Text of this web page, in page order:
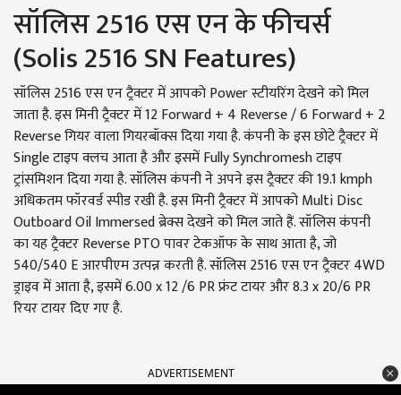
सॉलिस 2516 एस एन के फीचर्स
(Solis 2516 SN Features)
सॉलिस 2516 एस एन ट्रैक्टर में आपको Power स्टीयरिंग देखने को मिल
जाता है. इस मिनी ट्रैक्टर में 12 Forward + 4 Reverse / 6 Forward + 2
Reverse गियर वाला गियरबॉक्स दिया गया है. कंपनी के इस छोटे ट्रैक्टर में
Single टाइप क्लच आता है और इसमें Fully Synchromesh टाइप
ट्रांसमिशन दिया गया है. सॉलिस कंपनी ने अपने इस ट्रैक्टर की 19.1 kmph
अधिकतम फॉरवर्ड स्पीड रखी है. इस मिनी ट्रैक्टर में आपको Multi Disc
Outboard Oil Immersed ब्रेक्स देखने को मिल जाते हैं. सॉलिस कंपनी
का यह ट्रैक्टर Reverse PTO पावर टेकऑफ के साथ आता है, जो
540/540 E आरपीएम उत्पन्न करती है. सॉलिस 2516 एस एन ट्रैक्टर 4WD
ड्राइव में आता है, इसमें 6.00 x 12 /6 PR फ्रंट टायर और 8.3 x 20/6 PR
रियर टायर दिए गए है.
ADVERTISEMENT